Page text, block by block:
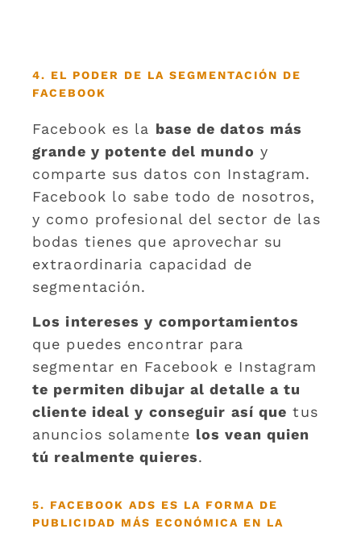
4. EL PODER DE LA SEGMENTACIÓN DE
FACEBOOK
Facebook es la base de datos más
grande y potente del mundo y
comparte sus datos con Instagram.
Facebook lo sabe todo de nosotros,
y como profesional del sector de las
bodas tienes que aprovechar su
extraordinaria capacidad de
segmentación.
Los intereses y comportamientos
que puedes encontrar para
segmentar en Facebook e Instagram
te permiten dibujar al detalle a tu
cliente ideal y conseguir así que tus
anuncios solamente los vean quien
tú realmente quieres.
5. FACEBOOK ADS ES LA FORMA DE
PUBLICIDAD MÁS ECONÓMICA EN LA